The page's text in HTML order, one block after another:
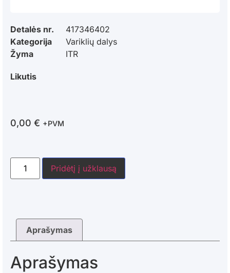
Detalės nr.
417346402
Kategorija
Variklių dalys
Žyma
ITR
Likutis
0,00 € +PVM
Pridėtį į užklausą
Aprašymas
Aprašymas